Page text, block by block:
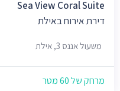
Sea View Coral Suite
דירת אירוח באילת
משעול אננס 3, אילת
מרחק של 60 מטר